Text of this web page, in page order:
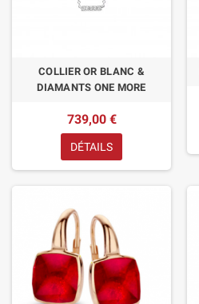
COLLIER OR BLANC &
DIAMANTS ONE MORE
739,00 €
DÉTAILS